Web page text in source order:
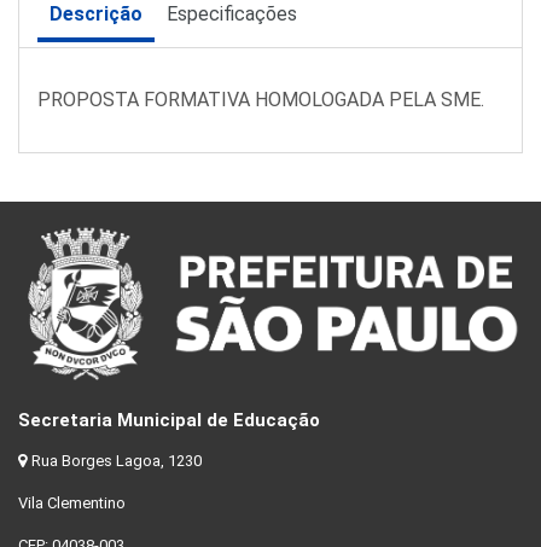
Descrição Especificações
PROPOSTA FORMATIVA HOMOLOGADA PELA SME.
Secretaria Municipal de Educação
Rua Borges Lagoa, 1230
Vila Clementino